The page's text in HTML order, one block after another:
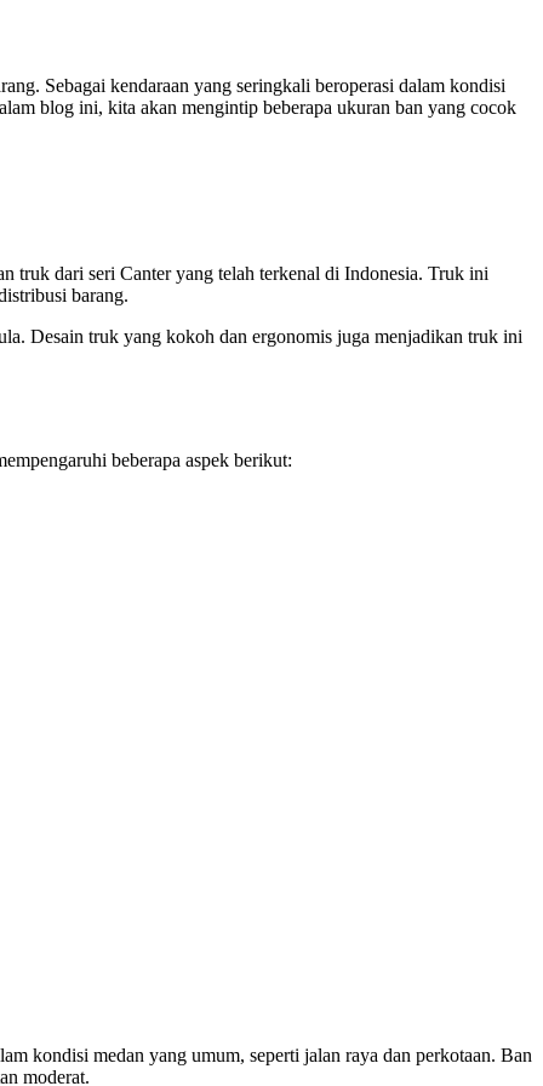
Sebagai kendaraan yang seringkali beroperasi dalam kondisi
blog ini, kita akan mengintip beberapa ukuran ban yang cocok
truk dari seri Canter yang telah terkenal di Indonesia. Truk ini
barang.
Desain truk yang kokoh dan ergonomis juga menjadikan truk ini
beberapa aspek berikut:
kondisi medan yang umum, seperti jalan raya dan perkotaan. Ban
moderat.